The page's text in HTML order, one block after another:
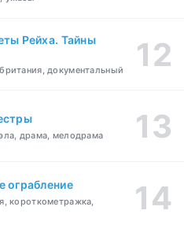
Рейха. Тайны
документальный
драма, мелодрама
ограбление
короткометражка,